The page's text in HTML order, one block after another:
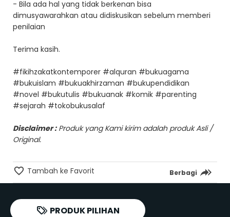
- Bila ada hal yang tidak berkenan bisa
dimusyawarahkan atau didiskusikan sebelum memberi
penilaian
Terima kasih.
#fikihzakatkontemporer #alquran #bukuagama
#bukuislam #bukuakhirzaman #bukupendidikan
#novel #bukutulis #bukuanak #komik #parenting
#sejarah #tokobukusalaf
Disclaimer :Produk yang Kami kirim adalah produk Asli /
Original.
Tambah ke Favorit Berbagi
PRODUK PILIHAN